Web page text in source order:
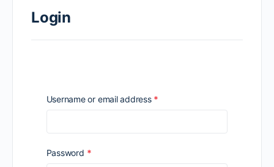
Login
Username or email address *
Password *Required